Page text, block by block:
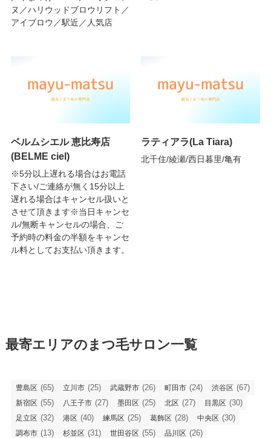
ヌ／ハリウッドブロウリフト／
アイブロウ／駅近／人気店
ベルムシエル 恵比寿店
(BELME ciel)
※5分以上遅れる場合はお電話
下さい/ご連絡が無く15分以上
遅れる場合はキャンセル扱いと
させて頂きます※当日キャンセ
ル/無断キャンセルの場合、ご
予約時の料金の半額をキャンセ
ル料としてお支払い頂きます。
ラティアラ(La Tiara)
北千住/綾瀬/西日暮里/亀有
最寄エリアのまつ毛サロン一覧
豊島区 (65) 立川市 (25) 武蔵野市 (26) 町田市 (24) 渋谷区 (67)
新宿区 (55) 八王子市 (27) 墨田区 (25) 北区 (27) 目黒区 (30)
足立区 (32) 港区 (40) 練馬区 (25) 葛飾区 (28) 中央区 (30)
調布市 (13) 杉並区 (31) 世田谷区 (55) 品川区 (26)